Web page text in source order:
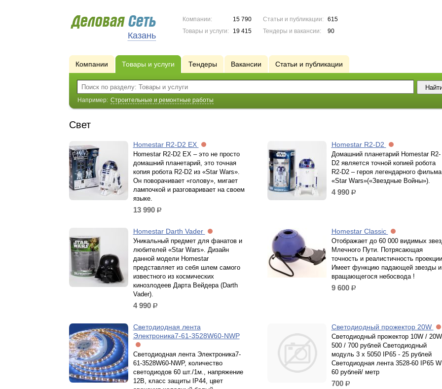
Казань
Компании:
15 790
Товары и услуги:
19 415
Статьи и публикации:
615
Тендеры и вакансии:
90
Компании Товары и услуги Тендеры Вакансии Статьи и публикации
Например: Строительные и ремонтные работы
Свет
Homestar R2-D2 EX
Homestar R2-D2 EX – это не просто
домашний планетарий, это точная
копия робота R2-D2 из «Star Wars».
Он поворачивает «голову», мигает
лампочкой и разговаривает на своем
языке.
13 990 р.
Homestar R2-D2
Домашний планетарий Homestar R2-
D2 является точной копией робота
R2-D2 – героя легендарного фильма
«Star Wars»(«Звездные Войны»).
4 990 р.
Homestar Darth Vader
Уникальный предмет для фанатов и
любителей «Star Wars». Дизайн
данной модели Homestar
представляет из себя шлем самого
известного из космических
кинозлодеев Дарта Вейдера (Darth
Vader).
4 990 р.
Homestar Classic
Отображает до 60 000 видимых
Млечного Пути. Потрясающая
точность и реалистичность проекции
Имеет функцию падающей звезды и
вращающегося небосвода !
9 600 р.
Светодиодная лента
Электроника7-61-3528W60-NWP
Светодиодная лента Электроника7-
61-3528W60-NWP, количество
светодиодов 60 шт./1м., напряжение
12В, класс защиты IP44, цвет
Светодиодный прожектор 20W
Светодиодный прожектор 10W /
500 / 700 рублей Светодиодный
модуль 3 х 5050 IP65 - 25 рублей
Светодиодная лента 3528-60 IP65
60 рублей/ метр
700 р.